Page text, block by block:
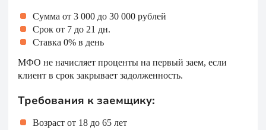
Сумма от 3 000 до 30 000 рублей
Срок от 7 до 21 дн.
Ставка 0% в день
МФО не начисляет проценты на первый заем, если
клиент в срок закрывает задолженность.
Требования к заемщику:
Возраст от 18 до 65 лет